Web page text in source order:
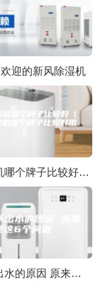
迎的新风除湿机
家用抽湿机哪个牌子比较好（家用抽湿机哪个牌子比较好用）
除湿机不出水的原因 原来是这6个问题